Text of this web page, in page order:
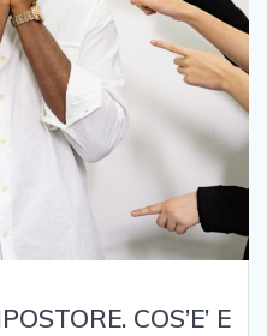
COS’E’ E